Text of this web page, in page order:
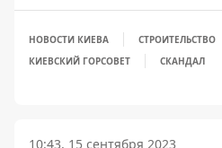
НОВОСТИ КИЕВА
СТРОИТЕЛЬСТВО
КИЕВСКИЙ ГОРСОВЕТ
СКАНДАЛ
10:43, 15 сентября 2023